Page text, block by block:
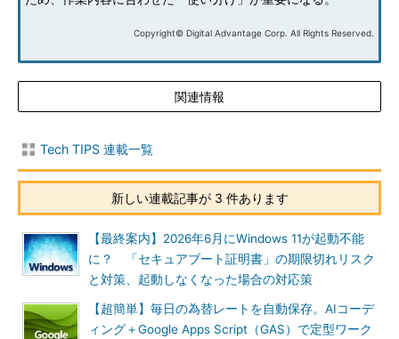
Copyright© Digital Advantage Corp. All Rights Reserved.
関連情報
Tech TIPS 連載一覧
新しい連載記事が 3 件あります
【最終案内】2026年6月にWindows 11が起動不能
に？ 「セキュアブート証明書」の期限切れリスク
と対策、起動しなくなった場合の対応策
【超簡単】毎日の為替レートを自動保存。AIコーデ
ィング＋Google Apps Script（GAS）で定型ワーク